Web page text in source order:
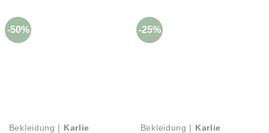
-50%
Bekleidung | Karlie
-25%
Bekleidung | Karlie